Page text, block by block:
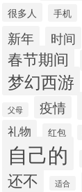
很多人 手机
新年 时间
春节期间
梦幻西游
父母 疫情
礼物 红包
自己的
还不 适合